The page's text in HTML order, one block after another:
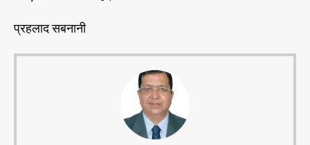
प्रहलाद सबनानी